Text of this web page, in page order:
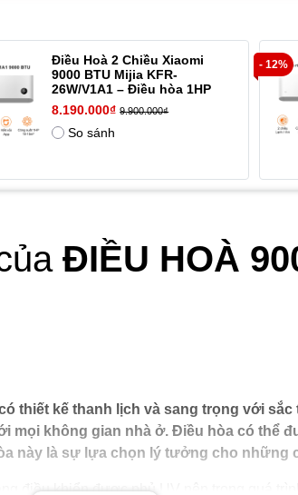
Điều Hoà 2 Chiều Xiaomi
9000 BTU Mijia KFR-
26W/V1A1 – Điều hòa 1HP
8.190.000₫ 9.900.000₫
So sánh
- 12%
ĐIỀU HOÀ
thiết kế thanh lịch và sang trọng với
mọi không gian nhà ở. Điều hòa có thể
này là sự lựa chọn lý tưởng cho những
điều khiển được phủ UV nên trong quá